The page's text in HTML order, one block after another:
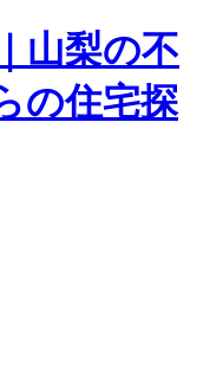
山梨の不
の住宅探